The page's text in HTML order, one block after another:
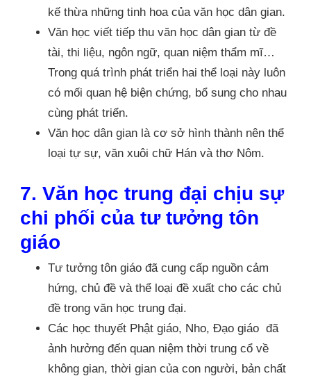
kế thừa những tinh hoa của văn học dân gian.
Văn học viết tiếp thu văn học dân gian từ đề
tài, thi liệu, ngôn ngữ, quan niệm thẩm mĩ…
Trong quá trình phát triển hai thể loại này luôn
có mối quan hệ biện chứng, bổ sung cho nhau
cùng phát triển.
Văn học dân gian là cơ sở hình thành nên thể
loại tự sự, văn xuôi chữ Hán và thơ Nôm.
7. Văn học trung đại chịu sự
chi phối của tư tưởng tôn
giáo
Tư tưởng tôn giáo đã cung cấp nguồn cảm
hứng, chủ đề và thể loại đề xuất cho các chủ
đề trong văn học trung đại.
Các học thuyết Phật giáo, Nho, Đạo giáo đã
ảnh hưởng đến quan niệm thời trung cổ về
không gian, thời gian của con người, bản chất